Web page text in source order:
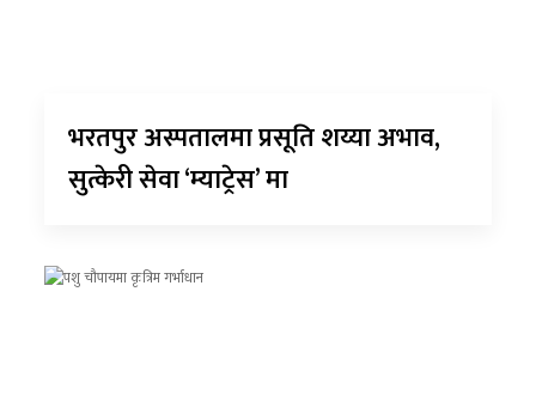
भरतपुर अस्पतालमा प्रसूति शय्या अभाव,
सुत्केरी सेवा ‘म्याट्रेस’ मा